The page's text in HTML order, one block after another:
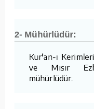
2- Mühürlüdür:
Kur'an-ı
ve Mısır
mühürlüdür.